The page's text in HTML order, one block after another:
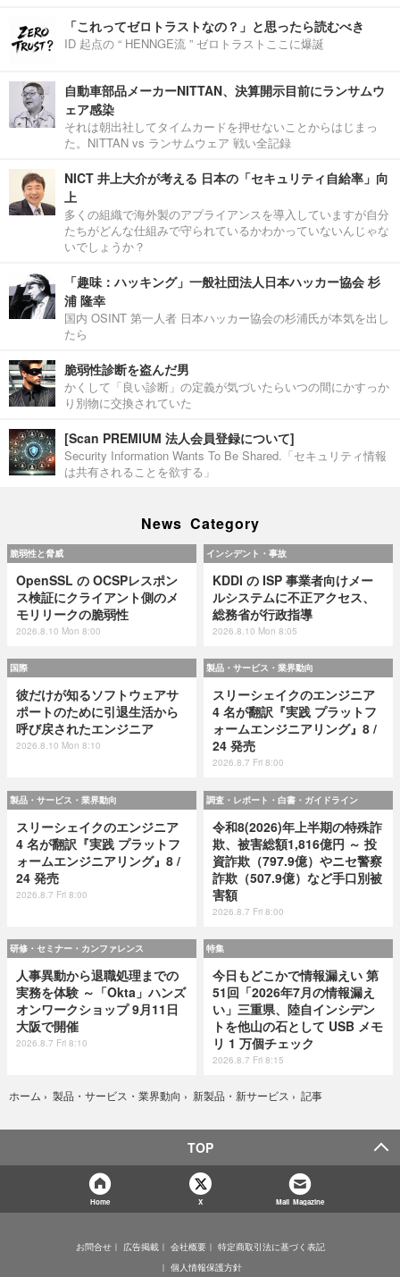
「これってゼロトラストなの？」と思ったら読むべき
ID 起点の “ HENNGE流 ” ゼロトラストここに爆誕
自動車部品メーカーNITTAN、決算開示目前にランサムウ
ェア感染
それは朝出社してタイムカードを押せないことからはじまっ
た。NITTAN vs ランサムウェア 戦い全記録
NICT 井上大介が考える 日本の「セキュリティ自給率」向
上
多くの組織で海外製のアプライアンスを導入していますが自分
たちがどんな仕組みで守られているかわかっていないんじゃな
いでしょうか？
「趣味：ハッキング」一般社団法人日本ハッカー協会 杉
浦 隆幸
国内 OSINT 第一人者 日本ハッカー協会の杉浦氏が本気を出し
たら
脆弱性診断を盗んだ男
かくして「良い診断」の定義が気づいたらいつの間にかすっか
り別物に交換されていた
[Scan PREMIUM 法人会員登録について]
Security Information Wants To Be Shared.「セキュリティ情報
は共有されることを欲する」
News Category
脆弱性と脅威
OpenSSL の OCSPレスポン
ス検証にクライアント側のメ
モリリークの脆弱性
2026.8.10 Mon 8:00
インシデント・事故
KDDI の ISP 事業者向けメー
ルシステムに不正アクセス、
総務省が行政指導
2026.8.10 Mon 8:05
国際
彼だけが知るソフトウェアサ
ポートのために引退生活から
呼び戻されたエンジニア
2026.8.10 Mon 8:10
製品・サービス・業界動向
スリーシェイクのエンジニア
4 名が翻訳『実践 プラットフ
ォームエンジニアリング』8 /
24 発売
2026.8.7 Fri 8:00
製品・サービス・業界動向
スリーシェイクのエンジニア
4 名が翻訳『実践 プラットフ
ォームエンジニアリング』8 /
24 発売
2026.8.7 Fri 8:00
調査・レポート・白書・ガイドライン
令和8(2026)年上半期の特殊詐
欺、被害総額1,816億円 ～ 投
資詐欺（797.9億）やニセ警察
詐欺（507.9億）など手口別被
害額
2026.8.7 Fri 8:00
研修・セミナー・カンファレンス
人事異動から退職処理までの
実務を体験 ～「Okta」ハンズ
オンワークショップ 9月11日
大阪で開催
2026.8.7 Fri 8:10
特集
今日もどこかで情報漏えい 第
51回「2026年7月の情報漏え
い」三重県、陸自インシデン
トを他山の石として USB メモ
リ 1 万個チェック
2026.8.7 Fri 8:15
ホーム › 製品・サービス・業界動向 › 新製品・新サービス › 記事
TOP
Home X Mail Magazine
お問合せ 広告掲載 会社概要
特定商取引法に基づく表記
個人情報保護方針